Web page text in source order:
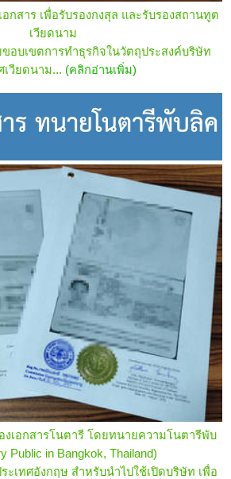
กสาร เพื่อรับรองกงสุล และรับรองสถานทูต
เวียดนาม
ขอบเขตการทำธุรกิจในวัตถุประสงค์บริษัท
เวียดนาม... (คลิกอ่านเพิ่ม)
งเอกสารโนตารี โดยทนายความโนตารีพับ
Public in Bangkok, Thailand)
ะเทศอังกฤษ สำหรับนำไปใช้เปิดบริษัท เพื่อ